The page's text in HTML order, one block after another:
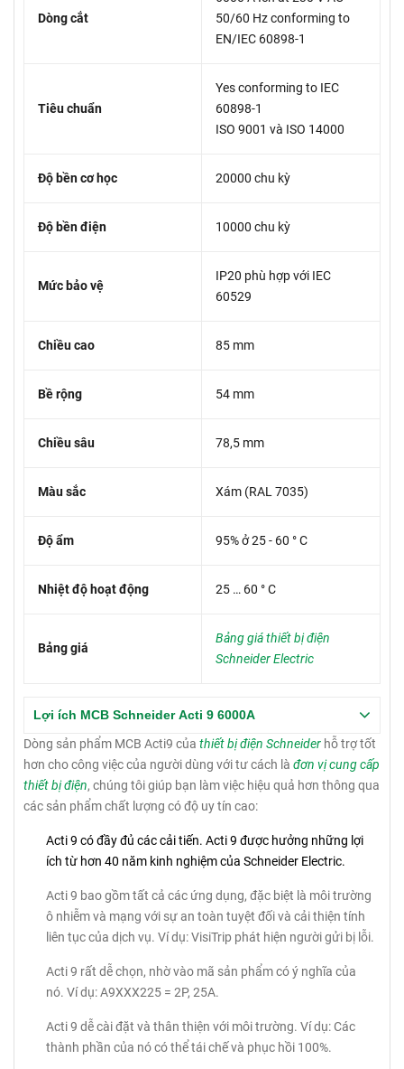
Dòng cắt
50/60 Hz conforming to
EN/IEC 60898-1
Tiêu chuẩn
Yes conforming to IEC
60898-1
ISO 9001 và ISO 14000
Độ bền cơ học 20000 chu kỳ
Độ bền điện 10000 chu kỳ
Mức bảo vệ
IP20 phù hợp với IEC
60529
Chiều cao 85 mm
Bề rộng 54 mm
Chiều sâu 78,5 mm
Màu sắc Xám (RAL 7035)
Độ ẩm 95% ở 25 - 60 ° C
Nhiệt độ hoạt động 25 … 60 ° C
Bảng giá
Bảng giá thiết bị điện
Schneider Electric
Lợi ích MCB Schneider Acti 9 6000A
Dòng sản phẩm MCB Acti9 của thiết bị điện Schneider hỗ trợ tốt
hơn cho công việc của người dùng với tư cách là đơn vị cung cấp
thiết bị điện, chúng tôi giúp bạn làm việc hiệu quả hơn thông qua
các sản phẩm chất lượng có độ uy tín cao:
Acti 9 có đầy đủ các cải tiến. Acti 9 được hưởng những lợi
ích từ hơn 40 năm kinh nghiệm của Schneider Electric.
Acti 9 bao gồm tất cả các ứng dụng, đặc biệt là môi trường
ô nhiễm và mạng với sự an toàn tuyệt đối và cải thiện tính
liên tục của dịch vụ. Ví dụ: VisiTrip phát hiện người gửi bị lỗi.
Acti 9 rất dễ chọn, nhờ vào mã sản phẩm có ý nghĩa của
nó. Ví dụ: A9XXX225 = 2P, 25A.
Acti 9 dễ cài đặt và thân thiện với môi trường. Ví dụ: Các
thành phần của nó có thể tái chế và phục hồi 100%.